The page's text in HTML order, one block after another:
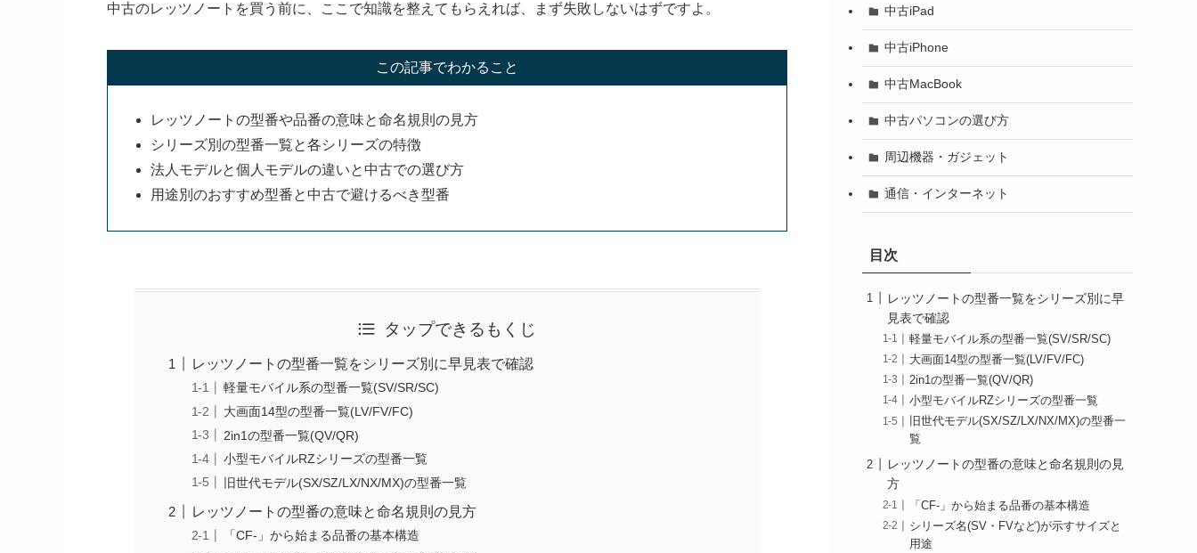
中古のレッツノートを買う前に、ここで知識を整えてもらえれば、まず失敗しないはずですよ。
この記事でわかること
レッツノートの型番や品番の意味と命名規則の見方
シリーズ別の型番一覧と各シリーズの特徴
法人モデルと個人モデルの違いと中古での選び方
用途別のおすすめ型番と中古で避けるべき型番
タップできるもくじ
レッツノートの型番一覧をシリーズ別に早見表で確認
軽量モバイル系の型番一覧(SV/SR/SC)
大画面14型の型番一覧(LV/FV/FC)
2in1の型番一覧(QV/QR)
小型モバイルRZシリーズの型番一覧
旧世代モデル(SX/SZ/LX/NX/MX)の型番一覧
レッツノートの型番の意味と命名規則の見方
「CF-」から始まる品番の基本構造
中古iPad
中古iPhone
中古MacBook
中古パソコンの選び方
周辺機器・ガジェット
通信・インターネット
目次
レッツノートの型番一覧をシリーズ別に早
見表で確認
軽量モバイル系の型番一覧(SV/SR/SC)
大画面14型の型番一覧(LV/FV/FC)
2in1の型番一覧(QV/QR)
小型モバイルRZシリーズの型番一覧
旧世代モデル(SX/SZ/LX/NX/MX)の型番一
覧
レッツノートの型番の意味と命名規則の見
方
「CF-」から始まる品番の基本構造
シリーズ名(SV・FVなど)が示すサイズと
用途